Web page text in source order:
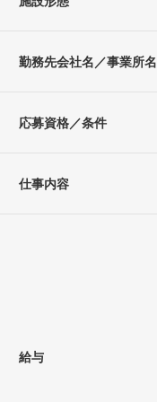
勤務先会社名／事業所名
応募資格／条件
仕事内容
給与